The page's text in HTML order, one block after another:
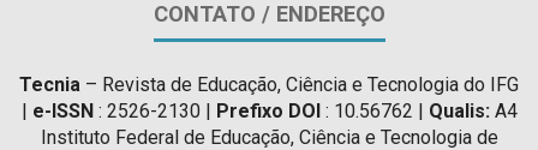
CONTATO / ENDEREÇO
Tecnia – Revista de Educação, Ciência e Tecnologia do IFG
| e-ISSN: 2526-2130 | Prefixo DOI: 10.56762 | Qualis: A4
Instituto Federal de Educação, Ciência e Tecnologia de